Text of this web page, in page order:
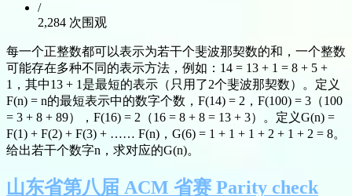
/
2,284 次围观
每一个正整数都可以表示为若干个斐波那契数的和，一个整数
可能存在多种不同的表示方法，例如：14 = 13 + 1 = 8 + 5 +
1，其中13 + 1是最短的表示（只用了2个斐波那契数）。定义
F(n) = n的最短表示中的数字个数，F(14) = 2，F(100) = 3（100
= 3 + 8 + 89），F(16) = 2（16 = 8 + 8 = 13 + 3）。定义G(n) =
F(1) + F(2) + F(3) + …… F(n)，G(6) = 1 + 1 + 1 + 2 + 1 + 2 = 8。
给出若干个数字n，求对应的G(n)。
山东省第八届 ACM 省赛 Parity check